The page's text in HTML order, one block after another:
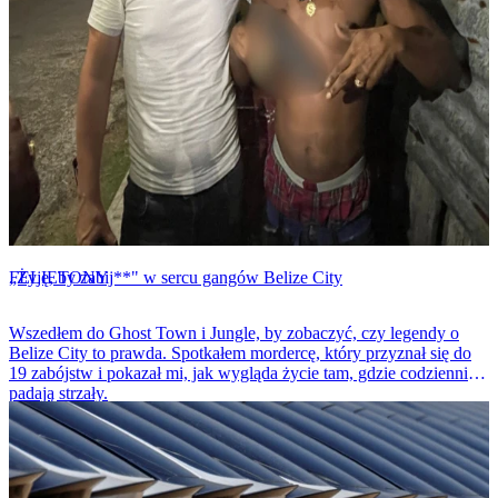
FELIETONY
„Żyję, by zabij**" w sercu gangów Belize City
Wszedłem do Ghost Town i Jungle, by zobaczyć, czy legendy o
Belize City to prawda. Spotkałem mordercę, który przyznał się do
19 zabójstw i pokazał mi, jak wygląda życie tam, gdzie codziennie
padają strzały.